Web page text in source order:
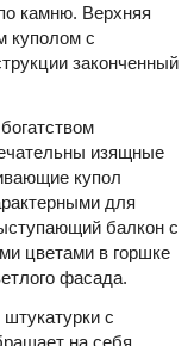
камню. Верхняя
куполом с
законченный
изящные
купол
для
балкон с
цветами в горшке
фасада.
с
на себя